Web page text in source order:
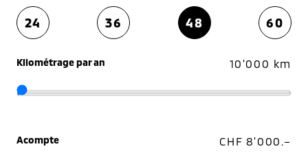
24 36 48 60
Kilométrage par an 10'000 km
Acompte CHF 8'000.–